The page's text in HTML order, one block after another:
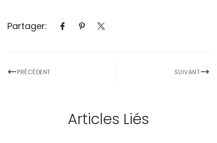
Partager:
PRÉCÉDENT SUIVANT
Articles Liés